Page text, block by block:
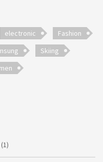
electronic
Fashion
Skiing
(1)